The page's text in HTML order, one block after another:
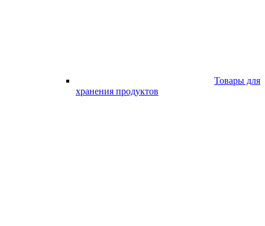
Товары для
хранения продуктов